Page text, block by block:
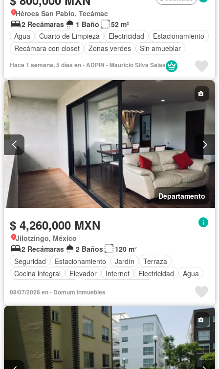
Héroes San Pablo, Tecámac
2 Recámaras
1 Baño
52 m²
Agua
Cuarto de Limpieza Electricidad
Estacionamiento
Recámara con closet
Zonas verdes Sin amueblar
Hace 1 semana, 5 días en - ADPIN - Mauricio Silva Salas
Departamento
$ 4,260,000 MXN
Jilotzingo, México
2 Recámaras
2 Baños
120 m²
Seguridad
Estacionamiento Jardín
Terraza
Cocina integral
Elevador Internet Electricidad
Agua
Caseta de vigilancia
08/07/2026 en - Domum inmuebles